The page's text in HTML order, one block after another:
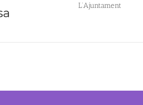
L’Ajuntament